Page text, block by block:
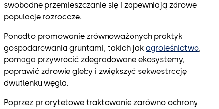
swobodne przemieszczanie się i zapewniają zdrowe
populacje rozrodcze.
Ponadto promowanie zrównoważonych praktyk
gospodarowania gruntami, takich jak agroleśnictwo,
pomaga przywrócić zdegradowane ekosystemy,
poprawić zdrowie gleby i zwiększyć sekwestrację
dwutlenku węgla.
Poprzez priorytetowe traktowanie zarówno ochrony